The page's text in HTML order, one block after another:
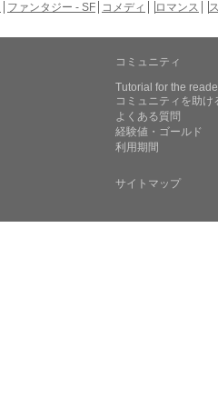
ファンタジー - SF コメディ ロマンス
コミュニティ
Tutorial for the
コミュニティを助け
よくある質問
経験値・ゴールド
利用期間
サイトマップ